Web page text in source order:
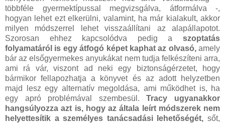
többféle gyermektípussal megvizsgálva, átformálva -,
hogyan lehet ezt elkerülni, valamint, ha már kialakult, akkor
milyen módszerrel lehet visszaállítani az alapállapotot.
Szorosan ehhez kapcsolódva pedig a szoptatás
folyamatáról is egy átfogó képet kaphat az olvasó,amely
bár az elsőgyermekes anyukákat nem tudja felkészíteni arra,
ami rá vár, viszont ad neki egy biztonságérzetet, hogy
bármikor fellapozhatja a könyvet és az adott helyzetben
majd lesz egy alternatív megoldása, ami működhet is, ha
egy apró problémával szembesül.Tracy ugyanakkor
hangsúlyozza azt is, hogy az általa leírt módszerek nem
helyettesítik a személyes tanácsadási lehetőségét, sőt,